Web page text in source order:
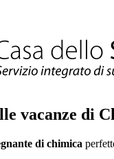
vacanze di
di chimica